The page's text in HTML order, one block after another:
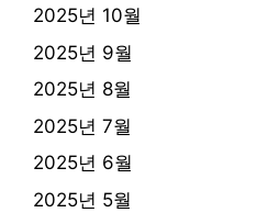
2025년 10월
2025년 9월
2025년 8월
2025년 7월
2025년 6월
2025년 5월